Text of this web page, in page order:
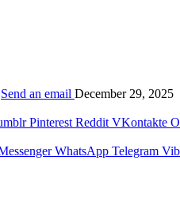
Send an email December 29, 2025
Pinterest Reddit VKontakte
WhatsApp Telegram